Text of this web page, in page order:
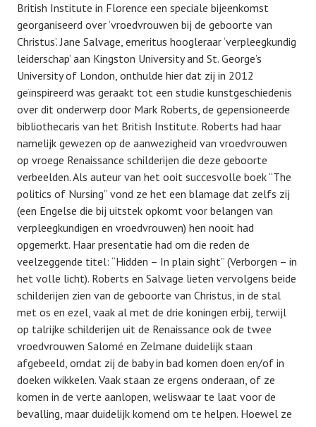
British Institute in Florence een speciale bijeenkomst
georganiseerd over ‘vroedvrouwen bij de geboorte van
Christus’. Jane Salvage, emeritus hoogleraar ‘verpleegkundig
leiderschap’ aan Kingston University and St. George’s
University of London, onthulde hier dat zij in 2012
geïnspireerd was geraakt tot een studie kunstgeschiedenis
over dit onderwerp door Mark Roberts, de gepensioneerde
bibliothecaris van het British Institute. Roberts had haar
namelijk gewezen op de aanwezigheid van vroedvrouwen
op vroege Renaissance schilderijen die deze geboorte
verbeelden. Als auteur van het ooit succesvolle boek “The
politics of Nursing” vond ze het een blamage dat zelfs zij
(een Engelse die bij uitstek opkomt voor belangen van
verpleegkundigen en vroedvrouwen) hen nooit had
opgemerkt. Haar presentatie had om die reden de
veelzeggende titel: “Hidden – In plain sight” (Verborgen – in
het volle licht). Roberts en Salvage lieten vervolgens beide
schilderijen zien van de geboorte van Christus, in de stal
met os en ezel, vaak al met de drie koningen erbij, terwijl
op talrijke schilderijen uit de Renaissance ook de twee
vroedvrouwen Salomé en Zelmane duidelijk staan
afgebeeld, omdat zij de baby in bad komen doen en/of in
doeken wikkelen. Vaak staan ze ergens onderaan, of ze
komen in de verte aanlopen, weliswaar te laat voor de
bevalling, maar duidelijk komend om te helpen. Hoewel ze